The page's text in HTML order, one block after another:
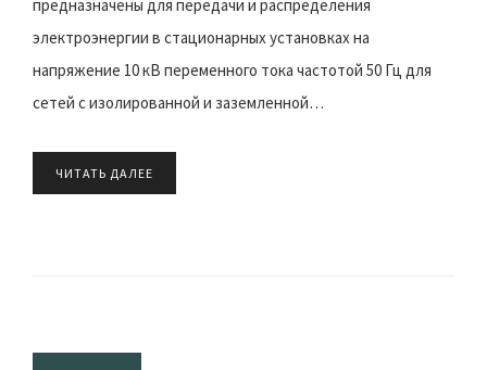
предназначены для передачи и распределения
электроэнергии в стационарных установках на
напряжение 10 кВ переменного тока частотой 50 Гц для
сетей с изолированной и заземленной…
ЧИТАТЬ ДАЛЕЕ